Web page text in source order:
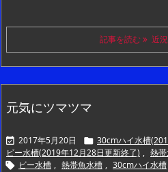
記事を読む 近況
元気にツマツマ
 2017年5月20日  30cmハイ水槽
ビー水槽(2019年12月28日更新終了) , 熱
 ビー水槽 , 熱帯魚水槽 , 30cmハイ水槽